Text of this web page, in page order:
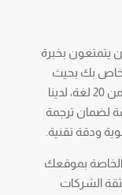
يتمتعون بخبرة
بك بحيث
يكون له صدى لدى عملائك الدوليين بأكثر من 20 لغة، لدينا
لضمان ترجمة
ودقة تقنية.
الخاصة بموقعك
الشركات